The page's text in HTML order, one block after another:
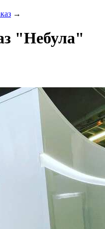
→
"Небула"